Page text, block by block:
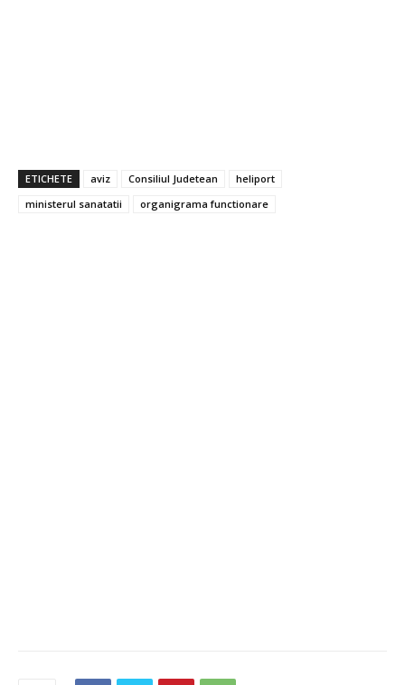
ETICHETE aviz Consiliul Judetean
heliport
ministerul sanatatii
organigrama functionare